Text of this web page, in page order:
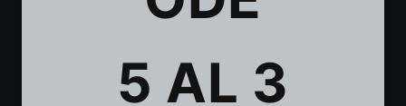
günlük kullanım için mükemmel. 🛡✨
canlılığını korur. 🌞✨
- *Renk Tonu Farkı:* Dijital görsellerle normal